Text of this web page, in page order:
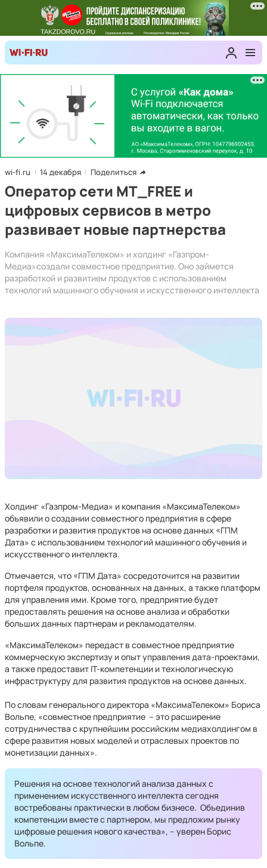
wi-fi.ru 14 декабря Поделиться
Оператор сети MT_FREE и
цифровых сервисов в метро
развивает новые партнерства
Компания «МаксимаТелеком» и холдинг «Газпром-
Медиа»создали совместное предприятие. Оно займется
разработкой и развитием продуктов с использованием
технологий машинного обучения и искусственного интеллекта
Холдинг «Газпром-Медиа» и компания «МаксимаТелеком»
объявили о создании совместного предприятия в сфере
разработки и развития продуктов на основе данных «ГПМ
Дата» с использованием технологий машинного обучения и
искусственного интеллекта.
Отмечается, что «ГПМ Дата» сосредоточится на развитии
портфеля продуктов, основанных на данных, а также платформ
для управления ими. Кроме того, предприятие будет
предоставлять решения на основе анализа и обработки
больших данных партнерам и рекламодателям.
«МаксимаТелеком» передаст в совместное предприятие
коммерческую экспертизу и опыт управления дата-проектами,
а также предоставит IT-компетенции и технологическую
инфраструктуру для развития продуктов на основе данных.
По словам генерального директора «МаксимаТелеком» Бориса
Вольпе, «совместное предприятие – это расширение
сотрудничества с крупнейшим российским медиахолдингом в
сфере развития новых моделей и отраслевых проектов по
монетизации данных».
Решения на основе технологий анализа данных с
применением искусственного интеллекта сегодня
востребованы практически в любом бизнесе. Объединив
компетенции вместе с партнером, мы предложим рынку
цифровые решения нового качества», – уверен Борис
Вольпе.